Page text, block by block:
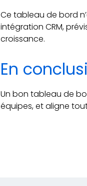
Ce tableau de bord
intégration CRM,
croissance.
En
Un bon tableau de
équipes, et aligne